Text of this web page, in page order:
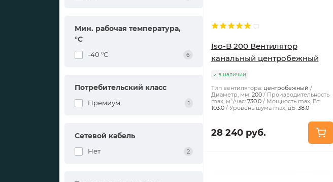
Мин. рабочая температура,
°С
-40 °С 6
Потребительский класс
Премиум 1
Сетевой кабель
Нет 2
Iso-B 200 Вентилятор
канальный центробежный
в наличии
Тип вентилятора: центробежный
Диаметр, мм: 200
Производительность
max, м³/час: 730.0
Мощность max, Вт:
103.0
Уровень шума max, дБ: 38.0
28 240 руб.